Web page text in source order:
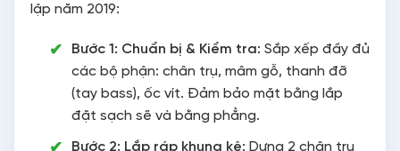
lập năm 2019:
Bước 1: Chuẩn bị & Kiểm tra: Sắp xếp đầy đủ
các bộ phận: chân trụ, mâm gỗ, thanh đỡ
(tay bass), ốc vít. Đảm bảo mặt bằng lắp
đặt sạch sẽ và bằng phẳng.
Bước 2: Lắp ráp khung kệ: Dựng 2 chân trụ